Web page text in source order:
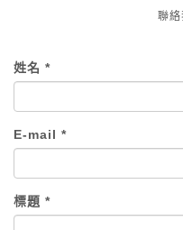
聯絡
姓名 *
E-mail *
標題 *